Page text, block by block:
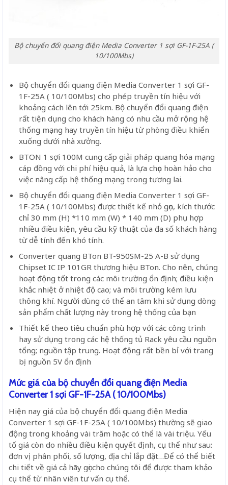
Bộ chuyển đổi quang điện Media Converter 1 sợi GF-1F-25A (
10/100Mbs)
Bộ chuyển đổi quang điện Media Converter 1 sợi GF-
1F-25A ( 10/100Mbs) cho phép truyền tín hiệu với
khoảng cách lên tới 25km. Bộ chuyển đổi quang điện
rất tiện dụng cho khách hàng có nhu cầu mở rộng hệ
thống mạng hay truyền tín hiệu từ phòng điều khiển
xuống dưới nhà xưởng.
BTON 1 sợi 100M cung cấp giải pháp quang hóa mạng
cáp đồng với chi phí hiệu quả, là lựa chọn hoàn hảo cho
việc nâng cấp hệ thống mạng trong tương lai.
Bộ chuyển đổi quang điện Media Converter 1 sợi GF-
1F-25A ( 10/100Mbs) được thiết kế nhỏ gọn, kích thước
chỉ 30 mm (H) *110 mm (W) * 140 mm (D) phụ hợp
nhiều điều kiện, yêu cầu kỹ thuật của đa số khách hàng
từ dễ tính đến khó tính.
Converter quang BTon BT-950SM-25 A-B sử dụng
Chipset IC IP 101GR thương hiệu BTon. Cho nên, chúng
hoạt động tốt trong các môi trường ổn định; điều kiện
khắc nhiệt ở nhiệt độ cao; và môi trường kém lưu
thông khí. Người dùng có thể an tâm khi sử dụng dòng
sản phẩm chất lượng này trong hệ thống của bạn
Thiết kế theo tiêu chuẩn phù hợp với các công trình
hay sử dụng trong các hệ thống tủ Rack yêu cầu nguồn
tổng; nguồn tập trung. Hoạt động rất bền bỉ với trang
bị nguồn 5V ổn định
Mức giá của bộ chuyển đổi quang điện Media
Converter 1 sợi GF-1F-25A ( 10/100Mbs)
Hiện nay giá của bộ chuyển đổi quang điện Media
Converter 1 sợi GF-1F-25A ( 10/100Mbs) thường sẽ giao
động trong khoảng vài trăm hoặc có thể là vài triệu. Yếu
tố giá còn do nhiều điều kiện quyết định, cụ thể như sau:
đơn vị phân phối, số lượng, địa chỉ lắp đặt…Để có thể biết
chi tiết về giá cả hãy gọi cho chúng tôi để được tham khảo
cụ thể từ nhân viên tư vấn cụ thể.